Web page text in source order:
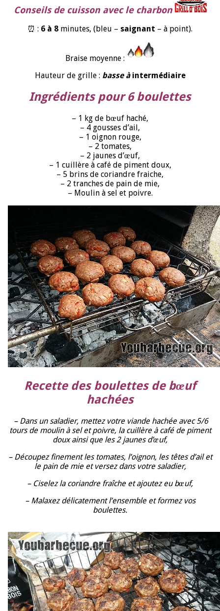
Conseils de cuisson avec le charbon
⏰ : 6 à 8 minutes, (bleu – saignant – à point).
Braise moyenne :
Hauteur de grille : basse à intermédiaire
Ingrédients pour 6 boulettes
– 1 kg de bœuf haché,
– 4 gousses d’ail,
– 1 oignon rouge,
– 2 tomates,
– 2 jaunes d’œuf,
– 1 cuillère à café de piment doux,
– 5 brins de coriandre fraiche,
– 2 tranches de pain de mie,
– Moulin à sel et poivre.
Recette des boulettes de bœuf
hachées
– Dans un saladier, mettez votre viande hachée avec 5/6
tours de moulin à sel et poivre, la cuillère à café de piment
doux ainsi que les 2 jaunes d’œuf,
– Découpez finement les tomates, l’oignon, les têtes d’ail et
le pain de mie et versez dans votre saladier,
– Ciselez la coriandre fraîche et ajoutez eu bœuf,
– Malaxez délicatement l’ensemble et formez vos
boulettes.